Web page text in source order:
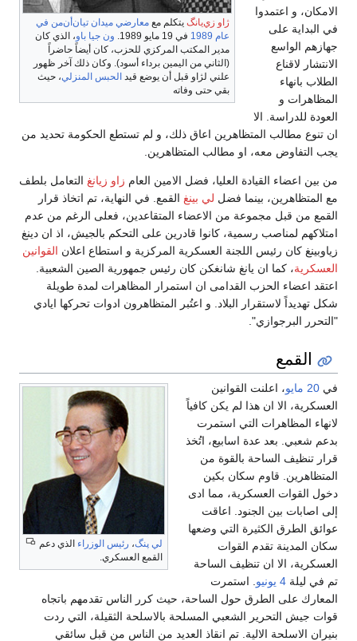
ژاو زي‌يانگ يتكلم مع معارضي ميدان تيان‌أن‌من في
عام 1989
في 19 مايو 1989. ون جيا باو، الذي كان
مدير المكتب المركزي للحزب، كان أيضاً حاضراً
(الثاني من اليمين برداء أسود). وكان ذلك آخر ظهور
علني لژاو قبل أن يوضع قيد الحبس المنزلي، حيث
بقي حتى وفاته
الامكان، و اعتمدوا
في البداية على
جهازهم الواسع
الانتشار لاقناع
الطلاب بانهاء
المظاهرات و
العودة للدراسة. الا
ان تنوع مطالب المتظاهرين اعاق ذلك، و لم تستطع الحكومة تحديد من
يجب التفاوض معه، او مطالب المتظاهرين.
من بين اعضاء القيادة العليا، فضل الامين العام زاو زيانغ التعامل بلطف
مع المتظاهرين، بينما فضل لي بينغ القمع. في النهاية، تم اتخاذ قرار
القمع من قبل مجموعة من الاعضاء المتقاعدين، فعلى الرغم من عدم
امتلاكهم لمناصب رسمية، كانوا قادرين على التحكم بالجيش، اذ ان دينغ
زياوبينغ كان رئيس اللجنة العسكرية المركزية و استطاع اعلان القوانين
العسكرية، كما ان يانغ شانغكن كان رئيس جمهورية الصين الشعبية.
اعتقد اعضاء الحزب القدامى ان استمرار المظاهرات لمدة طويلة
شكل تهديداً لاستقرار البلاد. و اعتُبر المتظاهرون ادوات تحركها ايادي
"التحرر البرجوازي".
القمع
لي پنگ، رئيس الوزراء الذي دعم
القمع العسكري.
في 20 مايو
، اعلنت القوانين
العسكرية، الا ان هذا لم يكن كافياً
لانهاء المظاهرات التي استمرت
بدعم شعبي. بعد عدة اسابيع، اتُخذ
قرار تنظيف الساحة بالقوة من
المتظاهرين. قاوم سكان بكين
دخول القوات العسكرية، مما ادى
إلى اصابات بين الجنود. اعاقت
عوائق الطرق الكثيرة التي وضعها
سكان المدينة تقدم القوات
العسكرية، الا ان تنظيف الساحة
تم في ليلة 4 يونيو
. استمرت
المعارك على الطرق حول الساحة، حيث كرر الناس تقدمهم باتجاه
قوات جيش التحرير الشعبي المسلحة بالاسلحة الثقيلة، التي ردت
بنيران الاسلحة الالية. تم انقاذ العديد من الناس من قبل سائقي